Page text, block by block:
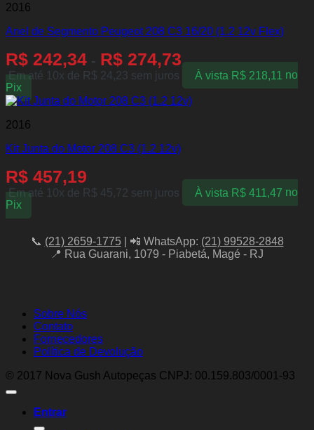
2016
Anel de Segmento Peugeot 208 C3 16/20 (1.2 12v Flex)
R$ 242,34 - R$ 274,73
Em até 10x de R$ 24,23 sem juros À vista R$218,11 no
Pix
2016
Kit Junta do Motor 208 C3 (1.2 12v)
R$ 457,19
Em até 10x de R$ 45,72 sem juros À vista R$411,47 no
Pix
📞 (21) 2659-1775| 📲 WhatsApp: (21) 99528-2848
📍 Rua Guarani, 1079 - Piabetá, Magé - RJ
Sobre Nós
Contato
Fornecedores
Política de Devolução
© 2017 Nova Gush Autopeças CNPJ: 00.159.803/0001-93
Entrar